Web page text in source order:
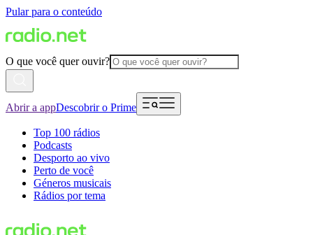
Pular para o conteúdo
O que você quer ouvir?
Abrir a appDescobrir o Prime
Top 100 rádios
Podcasts
Desporto ao vivo
Perto de você
Géneros musicais
Rádios por tema